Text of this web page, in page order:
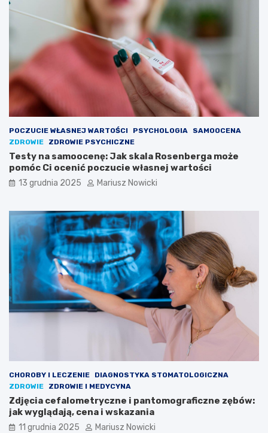
ć
i
k
i
e
r
n
k
u
s
o
j
j
s
?
k
w
t
k
a
c
d
o
t
y
z
ą
y
c
o
w
i
e
ł
e
ś
d
o
POCZUCIE WŁASNEJ WARTOŚCI PSYCHOLOGIA
SAMOOCENA
ZDROWIE
ZDROWIE PSYCHICZNE
Testy na samoocenę: Jak skala Rosenberga może
pomóc Ci ocenić poczucie własnej wartości
13 grudnia 2025 Mariusz Nowicki
CHOROBY I LECZENIE
DIAGNOSTYKA STOMATOLOGICZNA
ZDROWIE
ZDROWIE I MEDYCYNA
Zdjęcia cefalometryczne i pantomograficzne zębów:
jak wyglądają, cena i wskazania
11 grudnia 2025 Mariusz Nowicki